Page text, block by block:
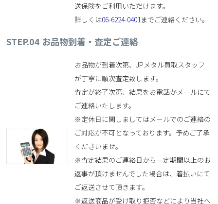
送保険をご利用いただけます。
詳しくは06-6224-0401 までご連絡ください。
STEP.04 お品物到着・査定ご連絡
お品物が到着次第、JPメタル買取スタッフ
が丁寧に順次査定致します。
査定が終了次第、結果をお電話かメールにて
ご連絡いたします。
※定休日に関しましてはメールでのご連絡の
ご対応が不可となっております。予めご了承
くださいませ。
※査定結果のご連絡日から一定期間以上のお
返事が頂けませんでした場合は、着払いにて
ご返送させて頂きます。
※返送商品が受け取り拒否などにより当社へ